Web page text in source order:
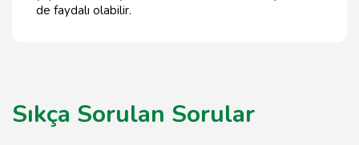
de faydalı olabilir.
Sıkça Sorulan Sorular